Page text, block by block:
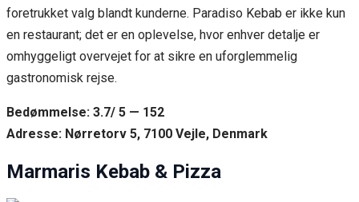
foretrukket valg blandt kunderne. Paradiso Kebab er ikke kun
en restaurant; det er en oplevelse, hvor enhver detalje er
omhyggeligt overvejet for at sikre en uforglemmelig
gastronomisk rejse.
Bedømmelse: 3.7/ 5 — 152
Adresse: Nørretorv 5, 7100 Vejle, Denmark
Marmaris Kebab & Pizza